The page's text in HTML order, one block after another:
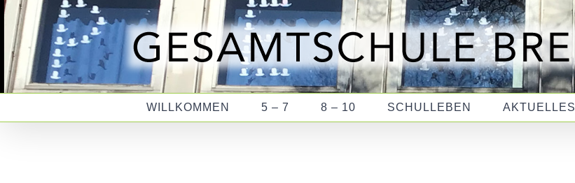
Zum
Inhalt
springen
WILLKOMMEN 5 – 7 8 – 10 SCHULLEBEN AKTUELLES